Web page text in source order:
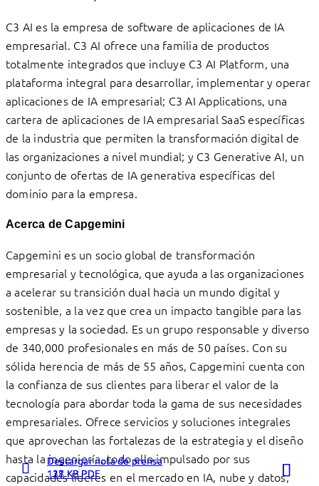
C3 AI es la empresa de software de aplicaciones de IA
empresarial. C3 AI ofrece una familia de productos
totalmente integrados que incluye C3 AI Platform, una
plataforma integral para desarrollar, implementar y operar
aplicaciones de IA empresarial; C3 AI Applications, una
cartera de aplicaciones de IA empresarial SaaS específicas
de la industria que permiten la transformación digital de
las organizaciones a nivel mundial; y C3 Generative AI, un
conjunto de ofertas de IA generativa específicas del
dominio para la empresa.
Acerca de Capgemini
Capgemini es un socio global de transformación
empresarial y tecnológica, que ayuda a las organizaciones
a acelerar su transición dual hacia un mundo digital y
sostenible, a la vez que crea un impacto tangible para las
empresas y la sociedad. Es un grupo responsable y diverso
de 340,000 profesionales en más de 50 países. Con su
sólida herencia de más de 55 años, Capgemini cuenta con
la confianza de sus clientes para liberar el valor de la
tecnología para abordar toda la gama de sus necesidades
empresariales. Ofrece servicios y soluciones integrales
que aprovechan las fortalezas de la estrategia y el diseño
hasta la ingeniería, todo ello impulsado por sus
capacidades líderes en el mercado en IA, nube y datos,
Descargar nota de prensa
127 KB PDF
Descargar nota de prensa
111 KB PDF
Descargar nota de prensa
138 KB PDF